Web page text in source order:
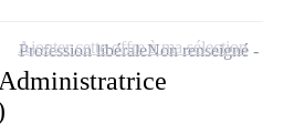
Profession libéraleNon renseigné
Ajouter cette offre à ma sélection